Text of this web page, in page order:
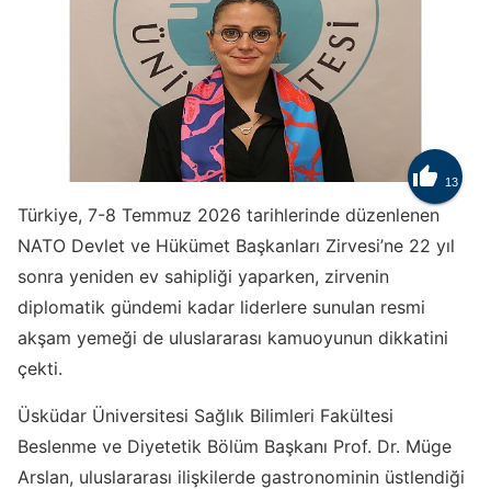
 13
Türkiye, 7-8 Temmuz 2026 tarihlerinde düzenlenen
NATO Devlet ve Hükümet Başkanları Zirvesi’ne 22 yıl
sonra yeniden ev sahipliği yaparken, zirvenin
diplomatik gündemi kadar liderlere sunulan resmi
akşam yemeği de uluslararası kamuoyunun dikkatini
çekti.
Üsküdar Üniversitesi Sağlık Bilimleri Fakültesi
Beslenme ve Diyetetik Bölüm Başkanı Prof. Dr. Müge
Arslan, uluslararası ilişkilerde gastronominin üstlendiği